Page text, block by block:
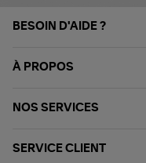
BESOIN D'AIDE ?
À PROPOS
NOS SERVICES
SERVICE CLIENT